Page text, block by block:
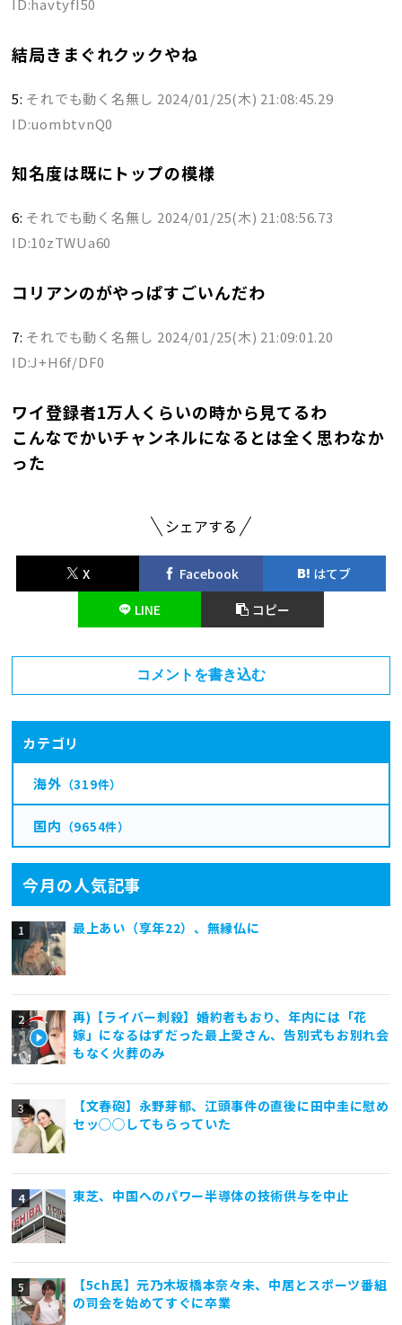
ID:havtyfI50
結局きまぐれクックやね
5: それでも動く名無し 2024/01/25(木) 21:08:45.29
ID:uombtvnQ0
知名度は既にトップの模様
6: それでも動く名無し 2024/01/25(木) 21:08:56.73
ID:10zTWUa60
コリアンのがやっぱすごいんだわ
7: それでも動く名無し 2024/01/25(木) 21:09:01.20
ID:J+H6f/DF0
ワイ登録者1万人くらいの時から見てるわ
こんなでかいチャンネルになるとは全く思わなか
った
シェアする
X Facebook
はてブ
LINE
コピー
コメントを書き込む
カテゴリ
海外 （319件）
国内 （9654件）
今月の人気記事
最上あい（享年22）、無縁仏に
再)【ライバー刺殺】婚約者もおり、年内には「花
嫁」になるはずだった最上愛さん、告別式もお別れ会
もなく火葬のみ
【文春砲】永野芽郁、江頭事件の直後に田中圭に慰め
セッ◯◯してもらっていた
東芝、中国へのパワー半導体の技術供与を中止
【5ch民】元乃木坂橋本奈々未、中居とスポーツ番組
の司会を始めてすぐに卒業